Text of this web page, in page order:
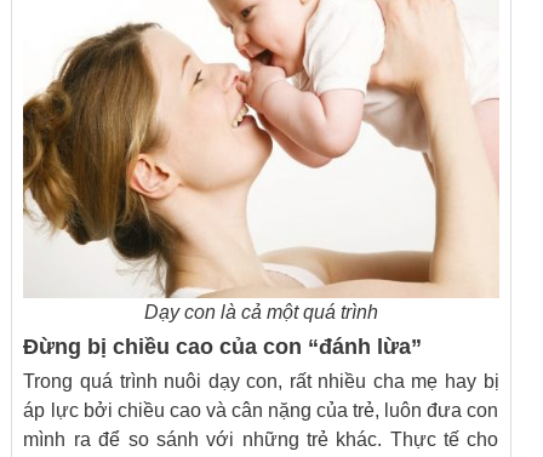
Dạy con là cả một quá trình
Đừng bị chiều cao của con “đánh lừa”
Trong quá trình nuôi dạy con, rất nhiều cha mẹ hay bị
áp lực bởi chiều cao và cân nặng của trẻ, luôn đưa con
mình ra để so sánh với những trẻ khác. Thực tế cho